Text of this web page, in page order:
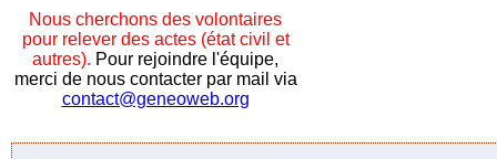
Nous cherchons des volontaires
pour relever des actes (état civil et
autres). Pour rejoindre l'équipe,
merci de nous contacter par mail via
contact@geneoweb.org